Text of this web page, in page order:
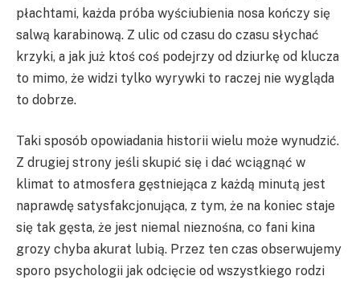
płachtami, każda próba wyściubienia nosa kończy się
salwą karabinową. Z ulic od czasu do czasu słychać
krzyki, a jak już ktoś coś podejrzy od dziurkę od klucza
to mimo, że widzi tylko wyrywki to raczej nie wygląda
to dobrze.
Taki sposób opowiadania historii wielu może wynudzić.
Z drugiej strony jeśli skupić się i dać wciągnąć w
klimat to atmosfera gęstniejąca z każdą minutą jest
naprawdę satysfakcjonująca, z tym, że na koniec staje
się tak gęsta, że jest niemal nieznośna, co fani kina
grozy chyba akurat lubią. Przez ten czas obserwujemy
sporo psychologii jak odcięcie od wszystkiego rodzi